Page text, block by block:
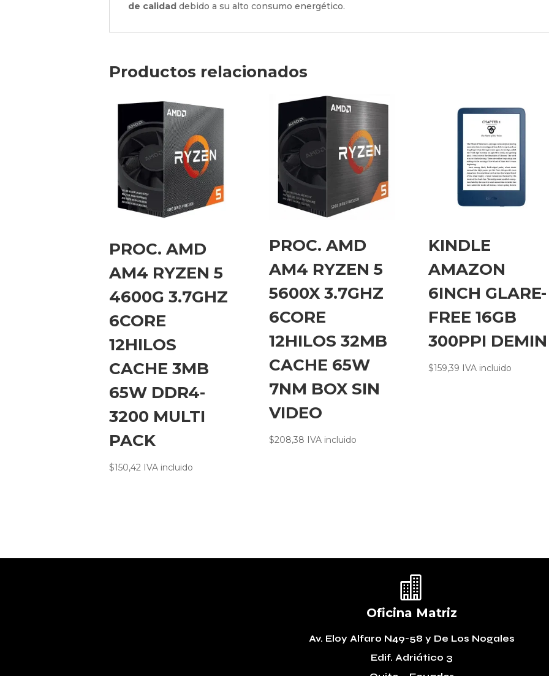
de calidad debido a su alto consumo energético.
Productos relacionados
PROC. AMD
AM4 RYZEN 5
4600G 3.7GHZ
6CORE
12HILOS
CACHE 3MB
65W DDR4-
3200 MULTI
PACK
$150,42 IVA incluido
PROC. AMD
AM4 RYZEN 5
5600X 3.7GHZ
6CORE
12HILOS 32MB
CACHE 65W
7NM BOX SIN
VIDEO
$208,38 IVA incluido
KINDLE
AMAZON
6INCH GLARE-
FREE 16GB
300PPI DEMIN
$159,39 IVA incluido

Oficina Matriz
Av. Eloy Alfaro N49-58 y De Los Nogales
Edif. Adriático 3